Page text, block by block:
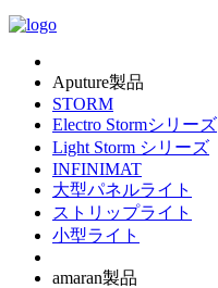
Aputure製品
STORM
Electro Stormシリーズ
Light Storm シリーズ
INFINIMAT
大型パネルライト
ストリップライト
小型ライト
amaran製品